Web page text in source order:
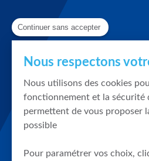
Continuer sans accepter
Nous respectons
Nous utilisons des cookies
fonctionnement et la sécurité
permettent de vous proposer
possible
Pour paramétrer vos choix,